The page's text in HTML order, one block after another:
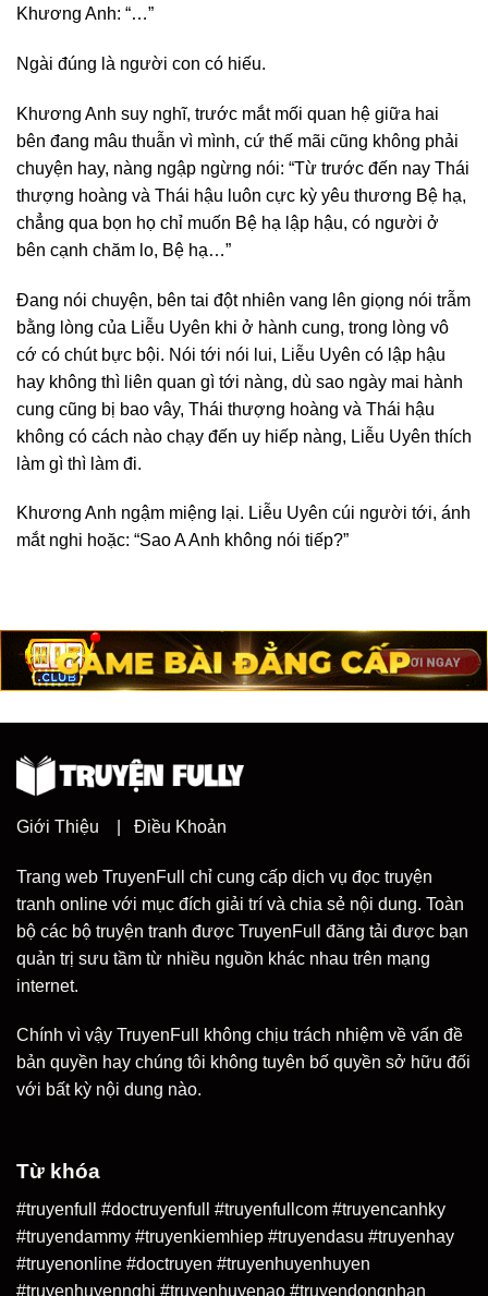
Khương Anh: “…”
Ngài đúng là người con có hiếu.
Khương Anh suy nghĩ, trước mắt mối quan hệ giữa hai
bên đang mâu thuẫn vì mình, cứ thế mãi cũng không phải
chuyện hay, nàng ngập ngừng nói: “Từ trước đến nay Thái
thượng hoàng và Thái hậu luôn cực kỳ yêu thương Bệ hạ,
chẳng qua bọn họ chỉ muốn Bệ hạ lập hậu, có người ở
bên cạnh chăm lo, Bệ hạ…”
Đang nói chuyện, bên tai đột nhiên vang lên giọng nói trẫm
bằng lòng của Liễu Uyên khi ở hành cung, trong lòng vô
cớ có chút bực bội. Nói tới nói lui, Liễu Uyên có lập hậu
hay không thì liên quan gì tới nàng, dù sao ngày mai hành
cung cũng bị bao vây, Thái thượng hoàng và Thái hậu
không có cách nào chạy đến uy hiếp nàng, Liễu Uyên thích
làm gì thì làm đi.
Khương Anh ngậm miệng lại. Liễu Uyên cúi người tới, ánh
mắt nghi hoặc: “Sao A Anh không nói tiếp?”
Giới Thiệu Điều Khoản
Trang web TruyenFull chỉ cung cấp dịch vụ đọc truyện
tranh online với mục đích giải trí và chia sẻ nội dung. Toàn
bộ các bộ truyện tranh được TruyenFull đăng tải được bạn
quản trị sưu tầm từ nhiều nguồn khác nhau trên mạng
internet.
Chính vì vậy TruyenFull không chịu trách nhiệm về vấn đề
bản quyền hay chúng tôi không tuyên bố quyền sở hữu đối
với bất kỳ nội dung nào.
Từ khóa
#truyenfull #doctruyenfull #truyenfullcom #truyencanhky
#truyendammy #truyenkiemhiep #truyendasu #truyenhay
#truyenonline #doctruyen #truyenhuyenhuyen
#truyenhuyennghi #truyenhuyenao #truyendongnhan